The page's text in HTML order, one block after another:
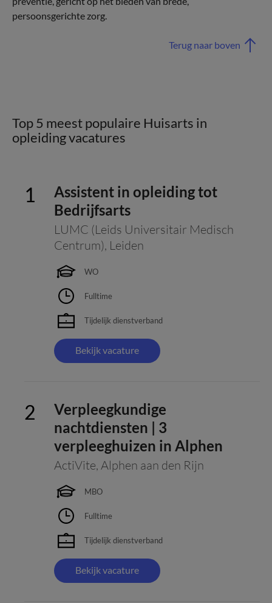
persoonsgerichte zorg.
Terug naar boven
Top 5 meest populaire Huisarts in
opleiding vacatures
Assistent in opleiding tot
Bedrijfsarts
LUMC (Leids Universitair Medisch
Centrum), Leiden
WO
Fulltime
Tijdelijk dienstverband
Bekijk vacature
Verpleegkundige
nachtdiensten | 3
verpleeghuizen in Alphen
ActiVite, Alphen aan den Rijn
MBO
Fulltime
Tijdelijk dienstverband
Bekijk vacature